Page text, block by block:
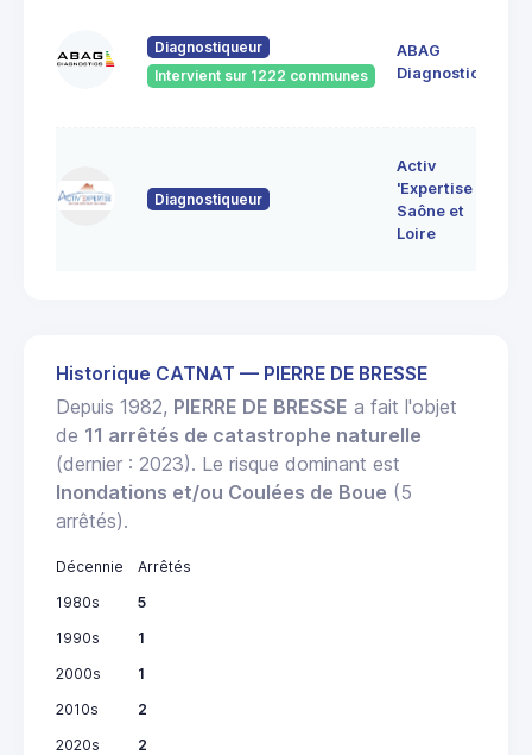
Diagnostiqueur
Intervient sur 1222 communes
ABAG
Diagnostics
Diagnostiqueur
Activ
'Expertise
Saône et
Loire
Historique CATNAT — PIERRE DE BRESSE
Depuis 1982, PIERRE DE BRESSE a fait l'objet
de 11 arrêtés de catastrophe naturelle
(dernier : 2023). Le risque dominant est
Inondations et/ou Coulées de Boue (5
arrêtés).
Décennie
Arrêtés
1980s
5
1990s
1
2000s
1
2010s
2
2020s
2